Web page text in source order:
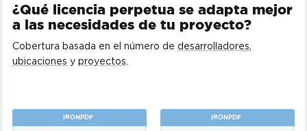
¿Qué licencia perpetua se adapta mejor
a las necesidades de tu proyecto?
Cobertura basada en el número de desarrolladores
ubicaciones y proyectos
IRONPDF IRONPDF